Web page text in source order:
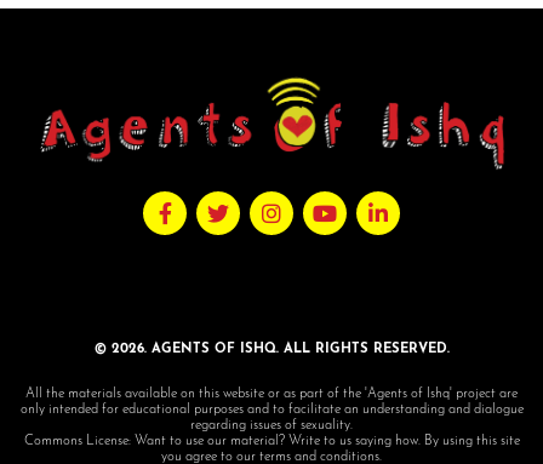
© 2026. AGENTS OF ISHQ. ALL RIGHTS RESERVED.
All the materials available on this website or as part of the 'Agents of Ishq' project are
only intended for educational purposes and to facilitate an understanding and dialogue
regarding issues of sexuality.
Commons License: Want to use our material? Write to us saying how. By using this site
you agree to our terms and conditions.